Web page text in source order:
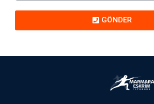
GÖNDER